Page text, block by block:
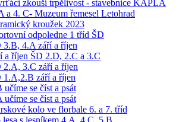
zkouší trpělivost - stavebnice KAPLA
a 4. C- Muzeum řemesel Letohrad
kroužek 2023
odpoledne 1 tříd ŠD
3.B, 4.A září a říjen
a říjen ŠD 2.D, 2.C a 3.C
2.A, 3.C září a říjen
1.A,2.B září a říjen
učíme se číst a psát
učíme se číst a psát
kolo ve florbale 6. a 7. tříd